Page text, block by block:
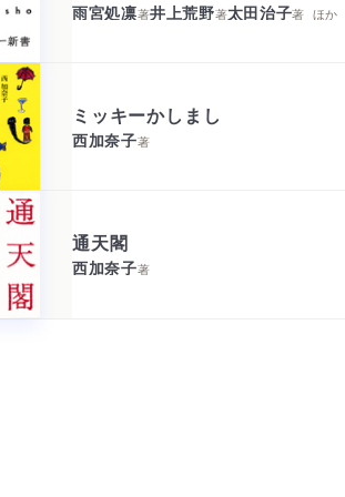
雨宮処凛著井上荒野著太田治子著 ほか
ミッキーかしまし
西加奈子著
通天閣
西加奈子著